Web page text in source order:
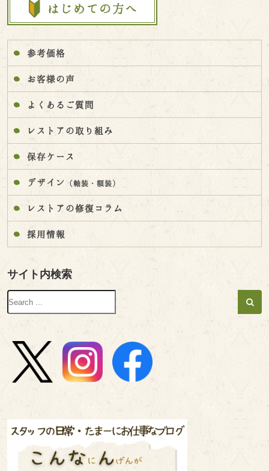
参考価格
お客様の声
よくあるご質問
レストアの取り組み
保存ケース
デザイン （軸装・額装）
レストアの修復コラム
採用情報
サイト内検索